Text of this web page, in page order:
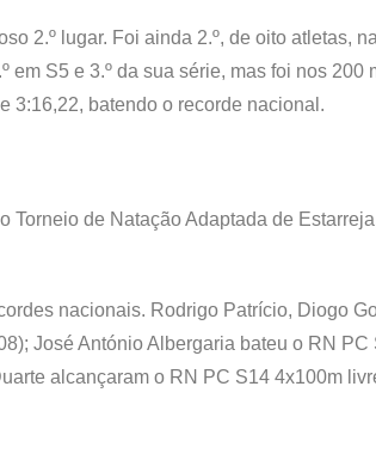
2.º lugar. Foi ainda 2.º, de oito atletas,
em S5 e 3.º da sua série, mas foi nos
3:16,22, batendo o recorde nacional.
Torneio de Natação Adaptada de
nacionais. Rodrigo Patrício, Diogo
José António Albergaria bateu o RN
alcançaram o RN PC S14 4x100m